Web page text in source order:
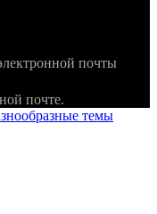
почты
почте.
темы